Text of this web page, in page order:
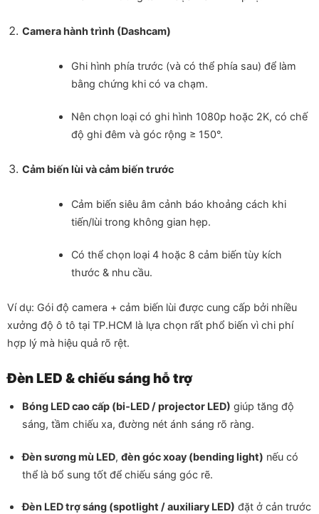
Camera hành trình (Dashcam)
Ghi hình phía trước (và có thể phía sau) để làm
bằng chứng khi có va chạm.
Nên chọn loại có ghi hình 1080p hoặc 2K, có chế
độ ghi đêm và góc rộng ≥ 150°.
Cảm biến lùi và cảm biến trước
Cảm biến siêu âm cảnh báo khoảng cách khi
tiến/lùi trong không gian hẹp.
Có thể chọn loại 4 hoặc 8 cảm biến tùy kích
thước & nhu cầu.
Ví dụ: Gói độ camera + cảm biến lùi được cung cấp bởi nhiều
xưởng độ ô tô tại TP.HCM là lựa chọn rất phổ biến vì chi phí
hợp lý mà hiệu quả rõ rệt.
Đèn LED & chiếu sáng hỗ trợ
Bóng LED cao cấp (bi‑LED / projector LED) giúp tăng độ
sáng, tầm chiếu xa, đường nét ánh sáng rõ ràng.
Đèn sương mù LED, đèn góc xoay (bending light) nếu có
thể là bổ sung tốt để chiếu sáng góc rẽ.
Đèn LED trợ sáng (spotlight / auxiliary LED) đặt ở cản trước